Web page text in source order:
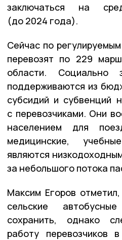
заключаться на
(до 2024 года).
Сейчас по
перевозят по 229
области. Социально
поддерживаются из
субсидий и субвенций
с перевозчиками. Они
населением для
медицинские,
являются
за небольшого потока
Максим Егоров
сельские
сохранить, однако
работу перевозчиков